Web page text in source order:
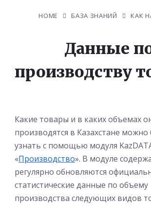
HOME БАЗА ЗНАНИЙ КАК
Данные
производству
Какие товары и в каких объемах
производятся в Казахстане можно
узнать с помощью модуля
«Производство». В модуле
регулярно обновляются
статистические данные по объему
производства следующих видов